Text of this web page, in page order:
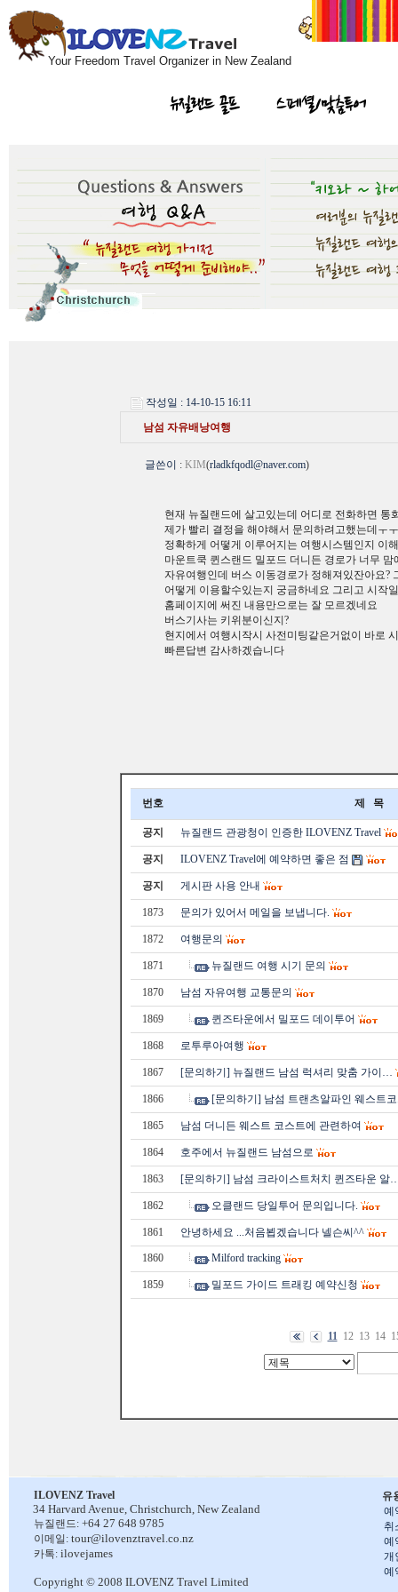
Your Freedom Travel Organizer in New Zealand
뉴질랜드 골프 스페셜/맞춤투어
작성일 : 14-10-15 16:11
남섬 자유배낭여행
글쓴이 : KIM(rladkfqodl@naver.com)
현재 뉴질랜드에 살고있는데 어디로 전화하면 통
제가 빨리 결정을 해야해서 문의하려고했는데ㅜㅜ
정확하게 어떻게 이루어지는 여행시스템인지 이
마운트쿡 퀸스랜드 밀포드 더니든 경로가 너무 맘
자유여행인데 버스 이동경로가 정해져있잔아요?
어떻게 이용할수있는지 궁금하네요 그리고 시작
홈페이지에 써진 내용만으로는 잘 모르겠네요
버스기사는 키위분이신지?
현지에서 여행시작시 사전미팅같은거없이 바로
빠른답변 감사하겠습니다
번호 제 목
공지 뉴질랜드 관광청이 인증한 ILOVENZ Travel
공지 ILOVENZ Travel에 예약하면 좋은 점
공지 게시판 사용 안내
1873 문의가 있어서 메일을 보냅니다.
1872 여행문의
1871 뉴질랜드 여행 시기 문의
1870 남섬 자유여행 교통문의
1869 퀸즈타운에서 밀포드 데이투어
1868 로투루아여행
1867 [문의하기] 뉴질랜드 남섬 럭셔리 맞춤 가이…
1866 [문의하기] 남섬 트랜츠알파인 웨스트
1865 남섬 더니든 웨스트 코스트에 관련하여
1864 호주에서 뉴질랜드 남섬으로
1863 [문의하기] 남섬 크라이스트처치 퀸즈타운 알
1862 오클랜드 당일투어 문의입니다.
1861 안녕하세요 ...처음뵙겠습니다 넬슨씨^^
1860 Milford tracking
1859 밀포드 가이드 트래킹 예약신청
11 12 13 14
유
예
취
예
개
예
ILOVENZ Travel
34 Harvard Avenue, Christchurch, New Zealand
뉴질랜드: +64 27 648 9785
이메일: tour@ilovenztravel.co.nz
카톡: ilovejames
Copyright © 2008 ILOVENZ Travel Limited